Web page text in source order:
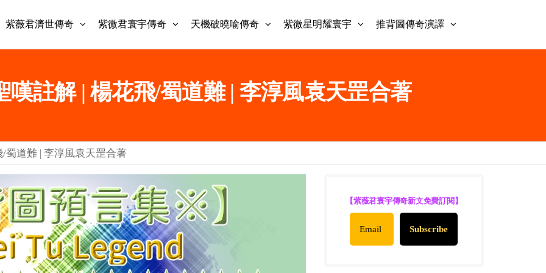
紫薇君濟世傳奇 紫微君寰宇傳奇 天機破曉喻傳奇 紫微星明耀寰宇 推背圖傳奇演譯
嘆註解 | 楊花飛/蜀道難 | 李淳風袁天罡合著
蜀道難 | 李淳風袁天罡合著
【紫薇君寰宇傳奇新文免費訂閱】